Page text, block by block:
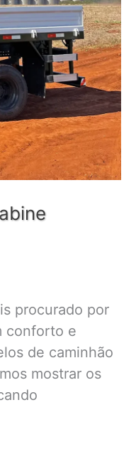
procurado por
conforto e
de caminhão
mostrar os